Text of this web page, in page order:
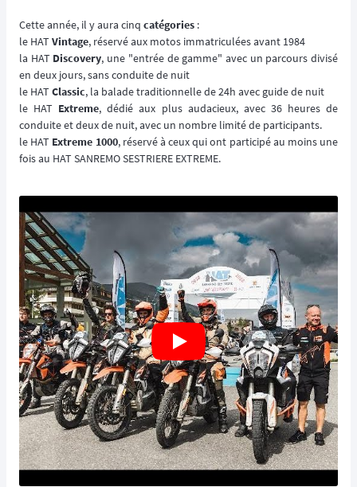
Cette année, il y aura cinq catégories :
le HAT Vintage, réservé aux motos immatriculées avant 1984
la HAT Discovery, une "entrée de gamme" avec un parcours divisé
en deux jours, sans conduite de nuit
le HAT Classic, la balade traditionnelle de 24h avec guide de nuit
le HAT Extreme, dédié aux plus audacieux, avec 36 heures de
conduite et deux de nuit, avec un nombre limité de participants.
le HAT Extreme 1000, réservé à ceux qui ont participé au moins une
fois au HAT SANREMO SESTRIERE EXTREME.